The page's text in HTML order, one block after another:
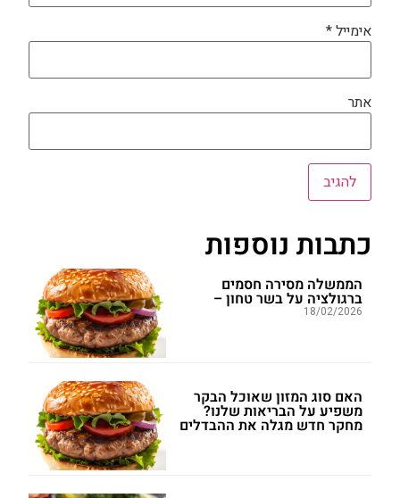
אימייל*
אתר
כתבות נוספות
הממשלה מסירה חסמים
ברגולציה על בשר טחון –
18/02/2026
האם סוג המזון שאוכל הבקר
משפיע על הבריאות שלנו?
מחקר חדש מגלה את ההבדלים